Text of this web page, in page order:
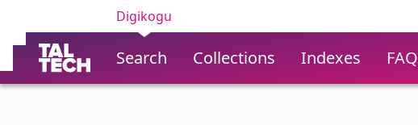
Digikogu
Search Collections Indexes FAQ